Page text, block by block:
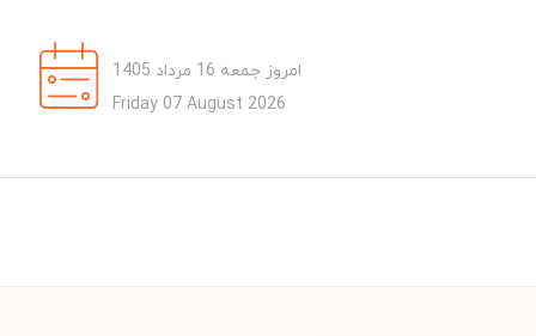
امروز جمعه 16 مرداد 1405
Friday 07 August 2026